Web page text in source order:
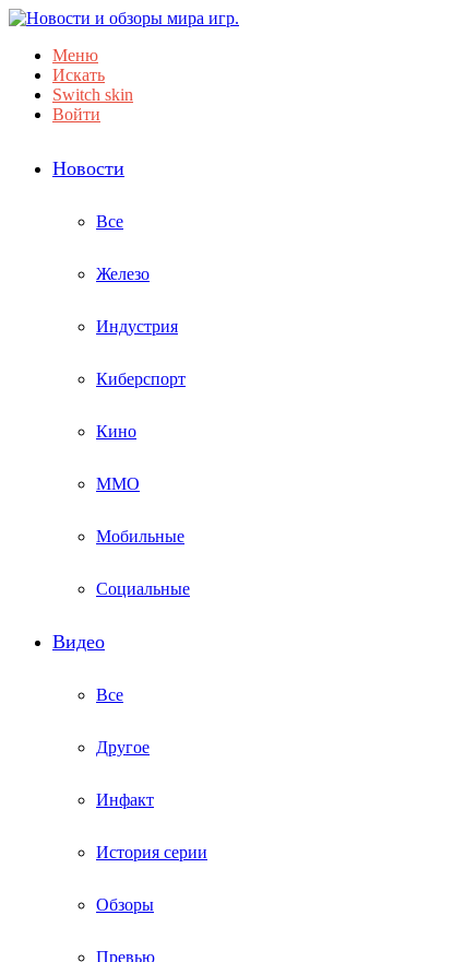
Меню
Искать
Switch skin
Войти
Новости
Все
Железо
Индустрия
Киберспорт
Кино
ММО
Мобильные
Социальные
Видео
Все
Другое
Инфакт
История серии
Обзоры
Превью